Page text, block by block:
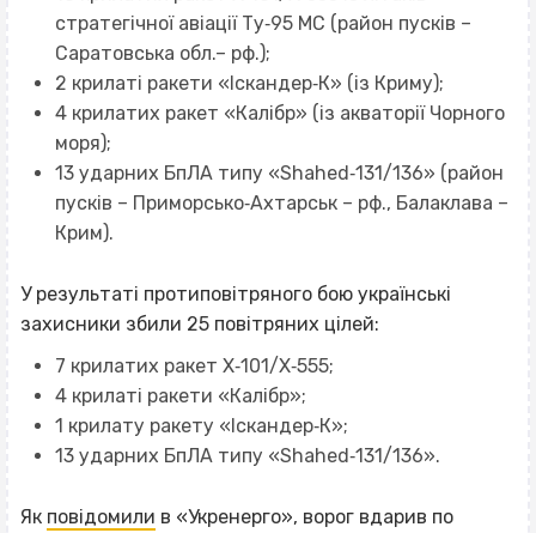
стратегічної авіації Ту‐95 МС (район пусків –
Саратовська обл.– рф.);
2 крилаті ракети «Іскандер‐К» (із Криму);
4 крилатих ракет «Калібр» (із акваторії Чорного
моря);
13 ударних БпЛА типу «Shahed‐131/136» (район
пусків – Приморсько‐Ахтарськ – рф., Балаклава –
Крим).
У результаті протиповітряного бою українські
захисники збили 25 повітряних цілей:
7 крилатих ракет Х‐101/Х‐555;
4 крилаті ракети «Калібр»;
1 крилату ракету «Іскандер‐К»;
13 ударних БпЛА типу «Shahed‐131/136».
Як повідомили в «Укренерго», ворог вдарив по